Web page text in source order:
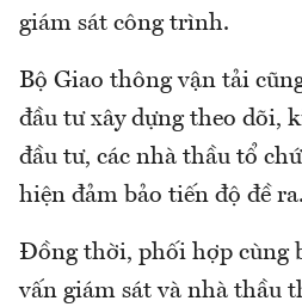
giám sát công trình.
Bộ Giao thông vận tải
đầu tư xây dựng theo dõi,
đầu tư, các nhà thầu tổ
hiện đảm bảo tiến độ đề ra.
Đồng thời, phối hợp cùng
vấn giám sát và nhà thầu